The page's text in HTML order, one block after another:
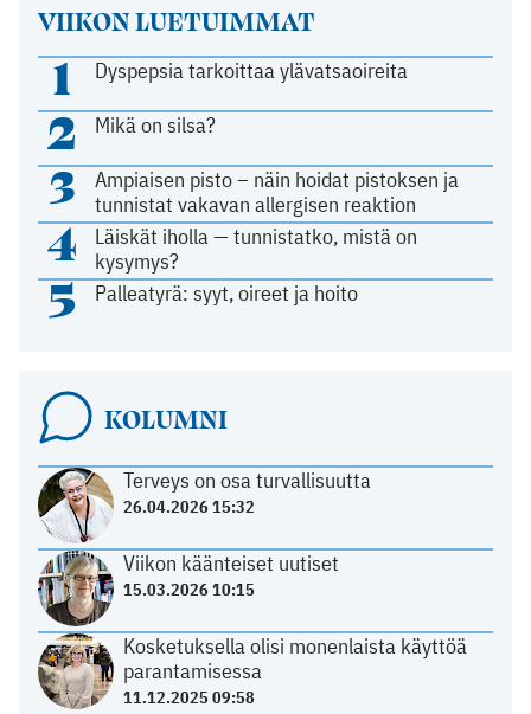
VIIKON LUETUIMMAT
1 Dyspepsia tarkoittaa ylävatsaoireita
2 Mikä on silsa?
3
Ampiaisen pisto – näin hoidat pistoksen ja
tunnistat vakavan allergisen reaktion
4
Läiskät iholla — tunnistatko, mistä on
kysymys?
5 Palleatyrä: syyt, oireet ja hoito
KOLUMNI
Terveys on osa turvallisuutta
26.04.2026 15:32
Viikon käänteiset uutiset
15.03.2026 10:15
Kosketuksella olisi monenlaista käyttöä
parantamisessa
11.12.2025 09:58